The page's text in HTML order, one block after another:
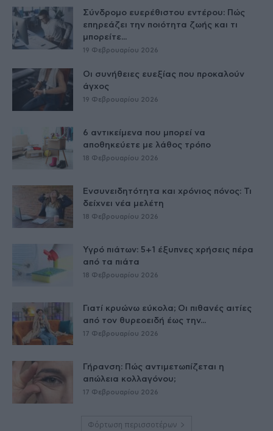
Σύνδρομο ευερέθιστου εντέρου: Πώς
επηρεάζει την ποιότητα ζωής και τι
μπορείτε...
19 Φεβρουαρίου 2026
Οι συνήθειες ευεξίας που προκαλούν
άγχος
19 Φεβρουαρίου 2026
6 αντικείμενα που μπορεί να
αποθηκεύετε με λάθος τρόπο
18 Φεβρουαρίου 2026
Ενσυνειδητότητα και χρόνιος πόνος: Τι
δείχνει νέα μελέτη
18 Φεβρουαρίου 2026
Υγρό πιάτων: 5+1 έξυπνες χρήσεις πέρα
από τα πιάτα
18 Φεβρουαρίου 2026
Γιατί κρυώνω εύκολα; Οι πιθανές αιτίες
από τον θυρεοειδή έως την...
17 Φεβρουαρίου 2026
Γήρανση: Πώς αντιμετωπίζεται η
απώλεια κολλαγόνου;
17 Φεβρουαρίου 2026
Φόρτωση περισσοτέρων